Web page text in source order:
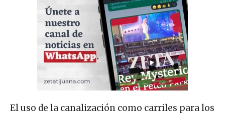
El uso de la canalización como carriles para los